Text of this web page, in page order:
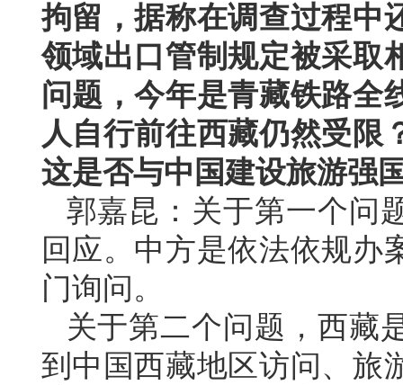
拘留，据称在调查过程中
领域出口管制规定被采取
问题，今年是青藏铁路全
人自行前往西藏仍然受限
这是否与中国建设旅游强
郭嘉昆：关于第一个问
回应。中方是依法依规办
门询问。
关于第二个问题，西藏
到中国西藏地区访问、旅